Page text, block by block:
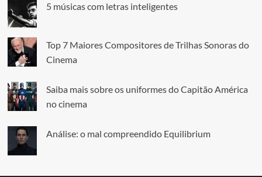
5 músicas com letras inteligentes
Top 7 Maiores Compositores de Trilhas Sonoras do
Cinema
Saiba mais sobre os uniformes do Capitão América
no cinema
Análise: o mal compreendido Equilibrium